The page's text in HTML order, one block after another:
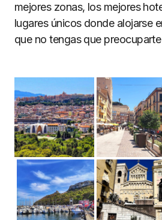
mejores zonas, los mejores
lugares únicos donde alojarse
que no tengas que